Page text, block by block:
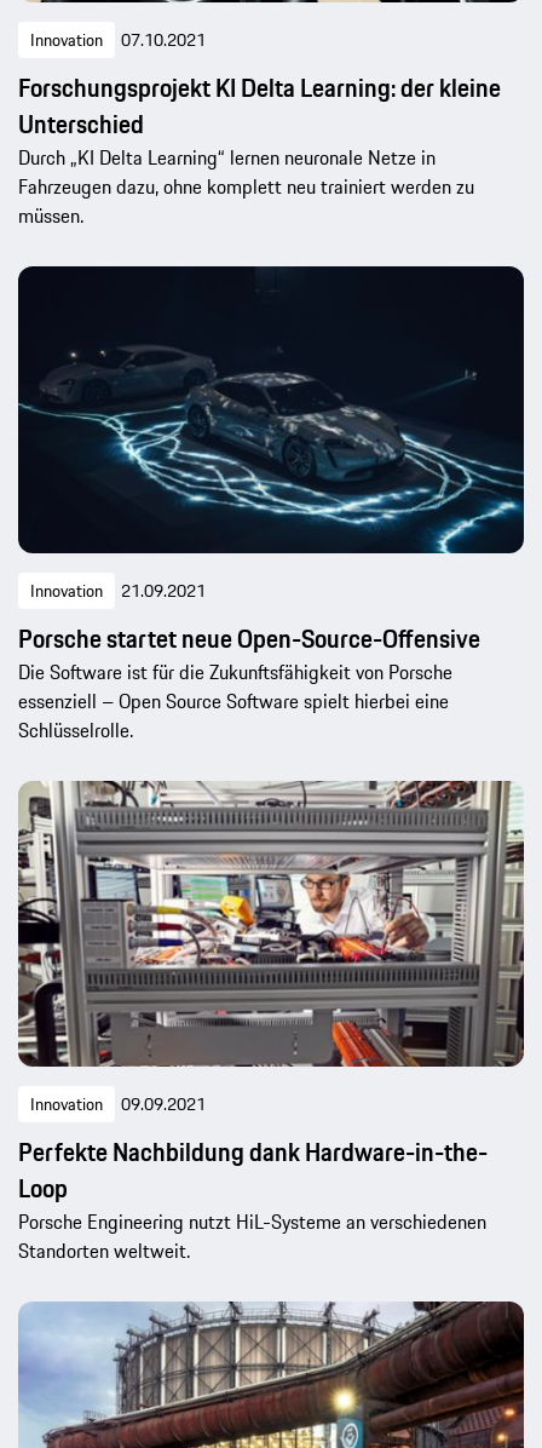
Innovation 07.10.2021
Forschungsprojekt KI Delta Learning: der kleine
Unterschied
Durch „KI Delta Learning“ lernen neuronale Netze in
Fahrzeugen dazu, ohne komplett neu trainiert werden zu
müssen.
Innovation 21.09.2021
Porsche startet neue Open-Source-Offensive
Die Software ist für die Zukunftsfähigkeit von Porsche
essenziell – Open Source Software spielt hierbei eine
Schlüsselrolle.
Innovation 09.09.2021
Perfekte Nachbildung dank Hardware-in-the-
Loop
Porsche Engineering nutzt HiL-Systeme an verschiedenen
Standorten weltweit.